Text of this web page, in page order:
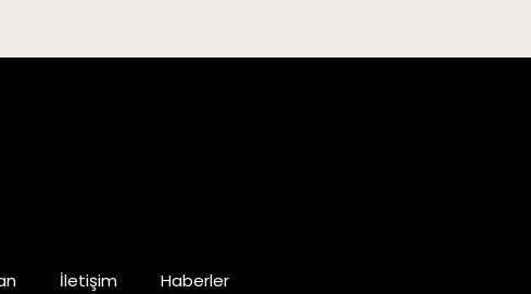
İletişim Haberler